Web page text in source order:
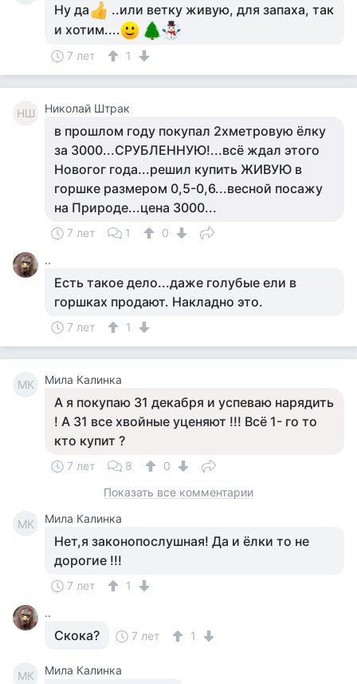
Ну да
..или ветку живую, для запаха, так
и хотим....
7 лет 1
НШ Николай Штрак
в прошлом году покупал 2хметровую ёлку
за 3000...СРУБЛЕННУЮ!...всё ждал этого
Новогог года...решил купить ЖИВУЮ в
горшке размером 0,5-0,6...весной посажу
на Природе...цена 3000...
7 лет 1
0
..
Есть такое дело...даже голубые ели в
горшках продают. Накладно это.
7 лет 1
МК Мила Калинка
А я покупаю 31 декабря и успеваю нарядить
! А 31 все хвойные уценяют !!! Всё 1- го то
кто купит ?
7 лет 8
0
Показать все комментарии
МК Мила Калинка
Нет,я законопослушная! Да и ёлки то не
дорогие !!!
7 лет
1
..
Скока? 7 лет 1
МК Мила Калинка